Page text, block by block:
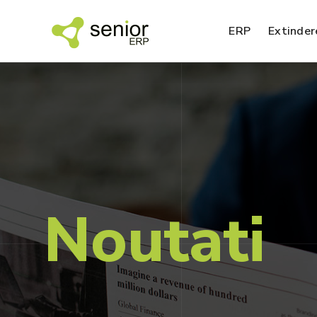
ERP
EDI – Electronic Data Interchange
BI – analiza datelor
SPM – management performanta
Nou!
Noutati